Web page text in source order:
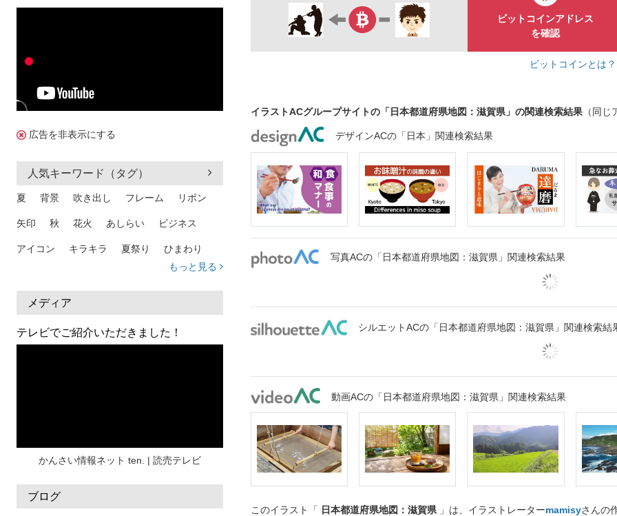
広告を非表示にする
人気キーワード（タグ）
夏 背景 吹き出し フレーム リボン
矢印 秋 花火 あしらい ビジネス
アイコン キラキラ 夏祭り ひまわり
熱中症
人物 暑中見舞い
日本地図 海
もっと見る
メディア
テレビでご紹介いただきました！
かんさい情報ネット ten. | 読売テレビ
ブログ
ビットコインアドレス
を確認
ビットコインとは
イラストACグループサイトの「日本都道府県地図：滋賀県」の関連検索結果 （同
デザインACの「日本」関連検索結果
写真ACの「日本都道府県地図：滋賀県」関連検索結果
シルエットACの「日本都道府県地図：滋賀県」関連検索結
動画ACの「日本都道府県地図：滋賀県」関連検索結果
このイラスト「 日本都道府県地図：滋賀県 」は、イラストレーターmamisyさんの